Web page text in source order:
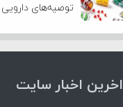
توصیه‌های دارویی
اخرین اخبار سایت